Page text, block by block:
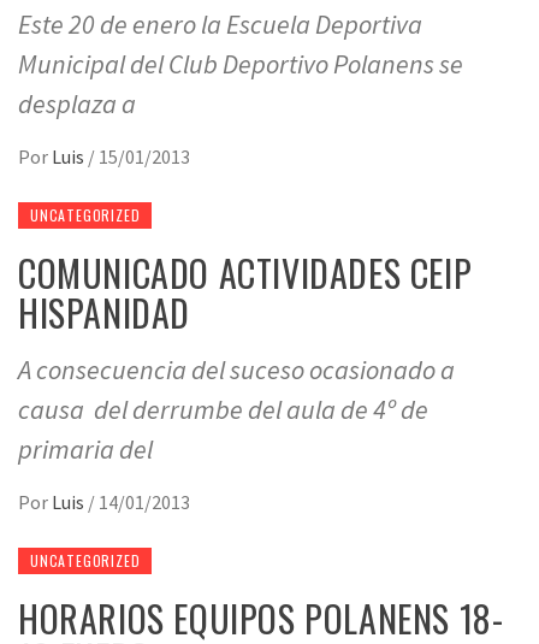
Este 20 de enero la Escuela Deportiva
Municipal del Club Deportivo Polanens se
desplaza a
Por Luis / 15/01/2013
UNCATEGORIZED
COMUNICADO ACTIVIDADES CEIP
HISPANIDAD
A consecuencia del suceso ocasionado a
causa del derrumbe del aula de 4º de
primaria del
Por Luis / 14/01/2013
UNCATEGORIZED
HORARIOS EQUIPOS POLANENS 18-